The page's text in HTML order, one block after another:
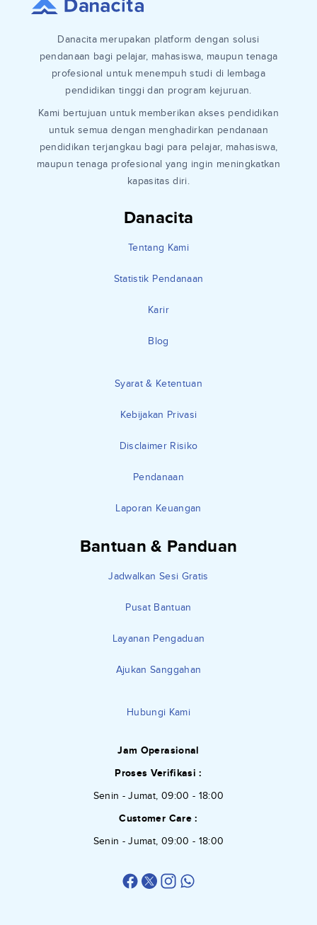
Danacita
Tentang Kami
Statistik Pendanaan
Karir
Blog
Syarat & Ketentuan
Kebijakan Privasi
Disclaimer Risiko
Pendanaan
Laporan Keuangan
Bantuan & Panduan
Jadwalkan Sesi Gratis
Pusat Bantuan
Layanan Pengaduan
Ajukan Sanggahan
Hubungi Kami
Jam Operasional
Proses Verifikasi :
Senin - Jumat, 09:00 - 18:00
Customer Care :
Senin - Jumat, 09:00 - 18:00
Danacita merupakan platform dengan solusi
pendanaan bagi pelajar, mahasiswa, maupun tenaga
profesional untuk menempuh studi di lembaga
pendidikan tinggi dan program kejuruan.
Kami bertujuan untuk memberikan akses pendidikan
untuk semua dengan menghadirkan pendanaan
pendidikan terjangkau bagi para pelajar, mahasiswa,
maupun tenaga profesional yang ingin meningkatkan
kapasitas diri.